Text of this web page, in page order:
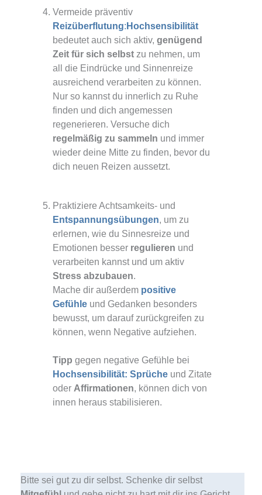
Vermeide präventiv
Reizüberflutung:Hochsensibilität
bedeutet auch sich aktiv,genügend
Zeit für sich selbst zu nehmen, um
all die Eindrücke und Sinnenreize
ausreichend verarbeiten zu können.
Nur so kannst du innerlich zu Ruhe
finden und dich angemessen
regenerieren. Versuche dich
regelmäßig zu sammeln und immer
wieder deine Mitte zu finden, bevor du
dich neuen Reizen aussetzt.
Praktiziere Achtsamkeits- und
Entspannungsübungen, um zu
erlernen, wie du Sinnesreize und
Emotionen besser regulieren und
verarbeiten kannst und um aktiv
Stress abzubauen.
Mache dir außerdem positive
Gefühle und Gedanken besonders
bewusst, um darauf zurückgreifen zu
können, wenn Negative aufziehen.
Tippgegen negative Gefühle bei
Hochsensibilität: Sprüche und Zitate
oder Affirmationen, können dich von
innen heraus stabilisieren.
Bitte sei gut zu dir selbst. Schenke dir selbst